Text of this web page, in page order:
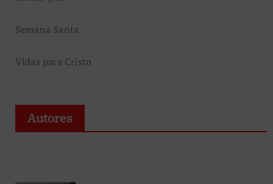
Semana Santa
Vidas para Cristo
Autores